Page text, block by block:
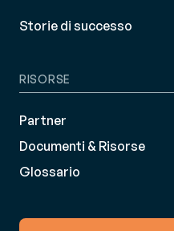
Storie di successo
RISORSE
Partner
Documenti & Risorse
Glossario